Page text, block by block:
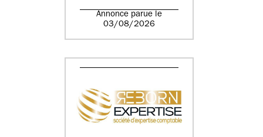
Annonce parue le
03/08/2026